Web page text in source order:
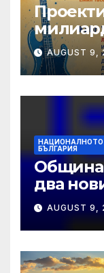
AUGUST
НАЦИОНАЛНОТО
БЪЛГАРИЯ
Община
два
AUGUST 9,